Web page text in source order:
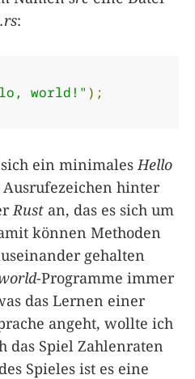
:
world!" );
ein minimales Hello
Ausrufezeichen hinter
Rust an, das es sich um
können Methoden
gehalten
-Programme immer
das Lernen einer
angeht, wollte ich
das Spiel Zahlenraten
Spieles ist es eine